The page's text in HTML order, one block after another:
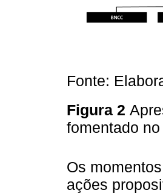
Fonte:
Figura 2
fomentado
Os
ações